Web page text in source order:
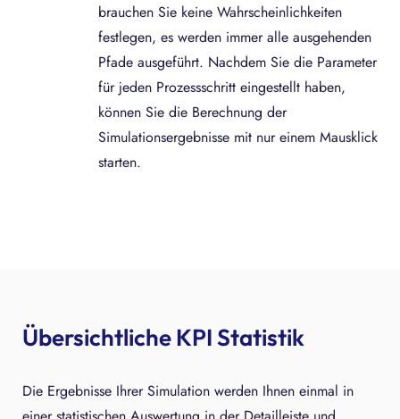
brauchen Sie keine Wahrscheinlichkeiten
festlegen, es werden immer alle ausgehenden
Pfade ausgeführt. Nachdem Sie die Parameter
für jeden Prozessschritt eingestellt haben,
können Sie die Berechnung der
Simulationsergebnisse mit nur einem Mausklick
starten.
Übersichtliche KPI Statistik
Die Ergebnisse Ihrer Simulation werden Ihnen einmal in